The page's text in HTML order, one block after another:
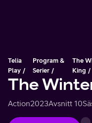
Telia
Play
Program &
Serier
The
King
The
Action2023Avsnitt 10